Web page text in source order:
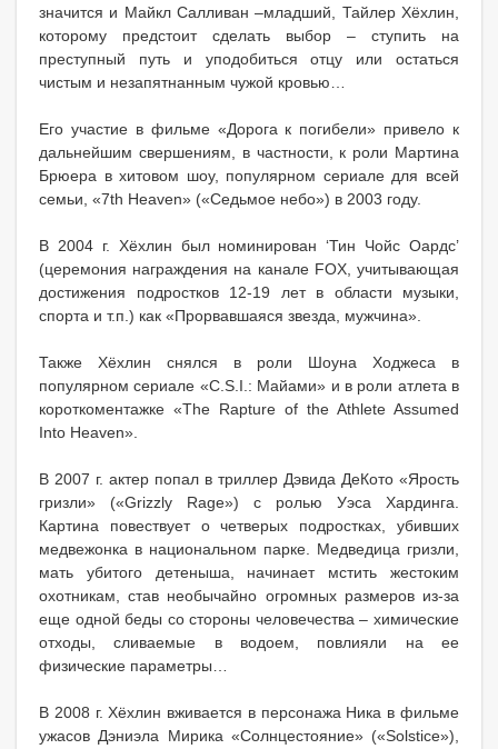
значится и Майкл Салливан –младший, Тайлер Хёхлин,
которому предстоит сделать выбор – ступить на
преступный путь и уподобиться отцу или остаться
чистым и незапятнанным чужой кровью…
Его участие в фильме «Дорога к погибели» привело к
дальнейшим свершениям, в частности, к роли Мартина
Брюера в хитовом шоу, популярном сериале для всей
семьи, «7th Heaven» («Седьмое небо») в 2003 году.
В 2004 г. Хёхлин был номинирован ‘Тин Чойс Оардс’
(церемония награждения на канале FOX, учитывающая
достижения подростков 12-19 лет в области музыки,
спорта и т.п.) как «Прорвавшаяся звезда, мужчина».
Также Хёхлин снялся в роли Шоуна Ходжеса в
популярном сериале «C.S.I.: Майами» и в роли атлета в
короткоментажке «The Rapture of the Athlete Assumed
Into Heaven».
В 2007 г. актер попал в триллер Дэвида ДеКото «Ярость
гризли» («Grizzly Rage») с ролью Уэса Хардинга.
Картина повествует о четверых подростках, убивших
медвежонка в национальном парке. Медведица гризли,
мать убитого детеныша, начинает мстить жестоким
охотникам, став необычайно огромных размеров из-за
еще одной беды со стороны человечества – химические
отходы, сливаемые в водоем, повлияли на ее
физические параметры…
В 2008 г. Хёхлин вживается в персонажа Ника в фильме
ужасов Дэниэла Мирика «Солнцестояние» («Solstice»),